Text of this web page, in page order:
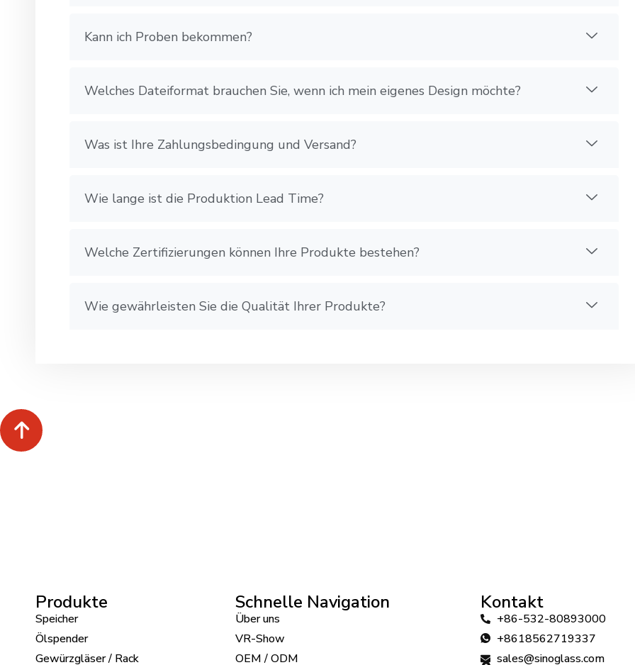
Kann ich Proben bekommen?
Welches Dateiformat brauchen Sie, wenn ich mein eigenes Design möchte?
Was ist Ihre Zahlungsbedingung und Versand?
Wie lange ist die Produktion Lead Time?
Welche Zertifizierungen können Ihre Produkte bestehen?
Wie gewährleisten Sie die Qualität Ihrer Produkte?
Produkte
Speicher
Ölspender
Gewürzgläser / Rack
Schnelle Navigation
Über uns
VR-Show
OEM / ODM
Kontakt
+86-532-80893000
+8618562719337
sales@sinoglass.com